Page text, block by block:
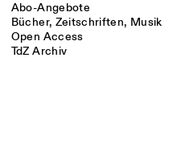
Abo-Angebote
Bücher, Zeitschriften, Musik
Open Access
TdZ Archiv